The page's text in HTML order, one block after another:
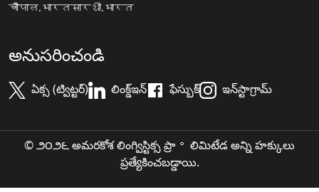
चौपाल.भारतसारथी.भारत
అనుసరించండి
ఏక్స (ట్విట్టర్) లింక్డ్ఇన్ ఫేస్బుక్ ఇన్‌స్టాగ్రామ్
© ౨౦౨౬ అమరకోశ లింగ్విస్టిక్స ప్రా॰ లిమిటేడ అన్ని హక్కులు
ప్రత్యేకించబడ్డాయి.